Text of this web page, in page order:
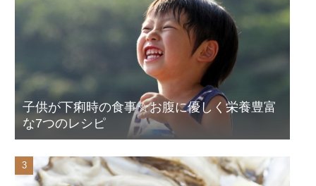
子供が下痢時の食事☆お腹に優しく栄養豊富
な7つのレシピ